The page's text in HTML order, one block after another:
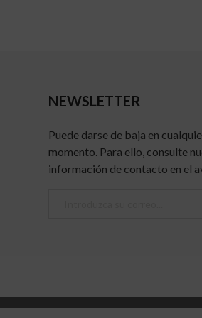
NEWSLETTER
Puede darse de baja en
momento. Para ello, consulte
información de contacto en el